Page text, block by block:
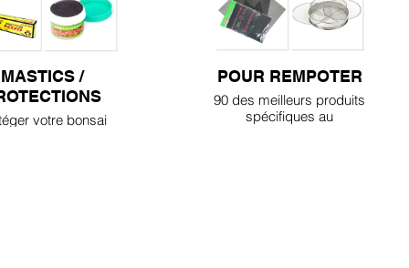
MASTICS /
votre bonsai
POUR REMPOTER
90 des meilleurs produits
spécifiques au